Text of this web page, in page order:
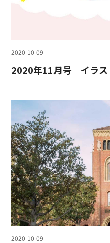
2020-10-09
2020年11月号 イラス
2020-10-09